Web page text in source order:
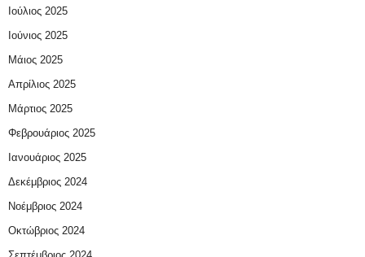
Ιούλιος 2025
Ιούνιος 2025
Μάιος 2025
Απρίλιος 2025
Μάρτιος 2025
Φεβρουάριος 2025
Ιανουάριος 2025
Δεκέμβριος 2024
Νοέμβριος 2024
Οκτώβριος 2024